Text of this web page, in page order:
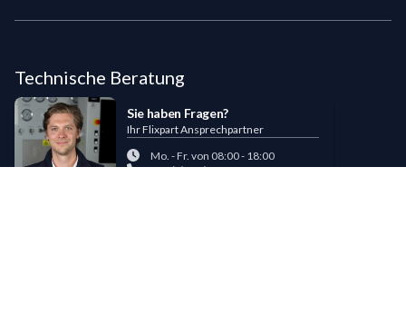
Technische Beratung
Sie haben Fragen?
Ihr Flixpart Ansprechpartner
Mo. - Fr. von 08:00 - 18:00
+49 (0) 40 / 85 180 180